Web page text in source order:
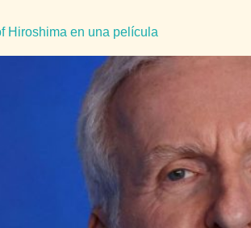
Hiroshima en una película